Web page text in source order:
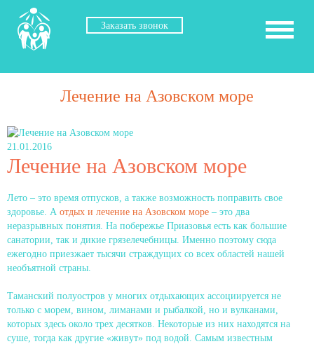
Заказать звонок
Лечение на Азовском море
21.01.2016
Лечение на Азовском море
Лето – это время отпусков, а также возможность поправить свое
здоровье. А отдых и лечение на Азовском море – это два
неразрывных понятия. На побережье Приазовья есть как большие
санатории, так и дикие грязелечебницы. Именно поэтому сюда
ежегодно приезжает тысячи страждущих со всех областей нашей
необъятной страны.
Таманский полуостров у многих отдыхающих ассоциируется не
только с морем, вином, лиманами и рыбалкой, но и вулканами,
которых здесь около трех десятков. Некоторые из них находятся на
суше, тогда как другие «живут» под водой. Самым известным